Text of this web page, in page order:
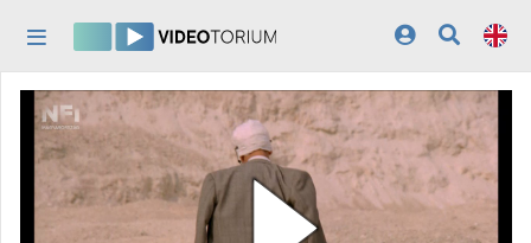
Home
Log In
Discovery